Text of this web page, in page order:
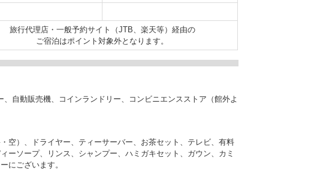
旅行代理店・一般予約サイト（JTB、楽天等）経由の
ご宿泊はポイント対象外となります。
自動販売機、コインランドリー、コンビニエンスストア（館外よ
空）、ドライヤー、ティーサーバー、お茶セット、テレビ、有料
ーソープ、リンス、シャンプー、ハミガキセット、ガウン、カミ
にございます。